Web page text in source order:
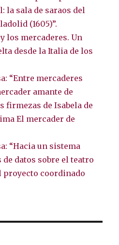
la sala de saraos del
(1605)”.
y los mercaderes. Un
desde la Italia de los
“Entre mercaderes
amante de
firmezas de Isabela de
El mercader de
“Hacia un sistema
de datos sobre el teatro
proyecto coordinado